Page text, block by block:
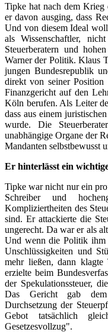
Tipke hat nach dem Krieg
er davon ausging, dass
Und von diesem Ideal
als Wissenschaftler,
Steuerberatern und
Warner der Politik. Klaus
jungen Bundesrepublik
direkt von seiner Position
Finanzgericht auf den
Köln berufen. Als Leiter
dass aus einem
wurde. Die
unabhängige Organe der
Mandanten selbstbewusst
Er hinterlässt ein
Tipke war nicht nur ein
Schreiber und
Kompliziertheiten des
sind. Er attackierte die
ungerecht. Da war er als
Und wenn die Politik
Unschlüssigkeiten und
mehr ließen, dann
erzielte beim
der Spekulationssteuer,
Das Gericht gab
Durchsetzung der
Gebot tatsächlich
Gesetzesvollzug".